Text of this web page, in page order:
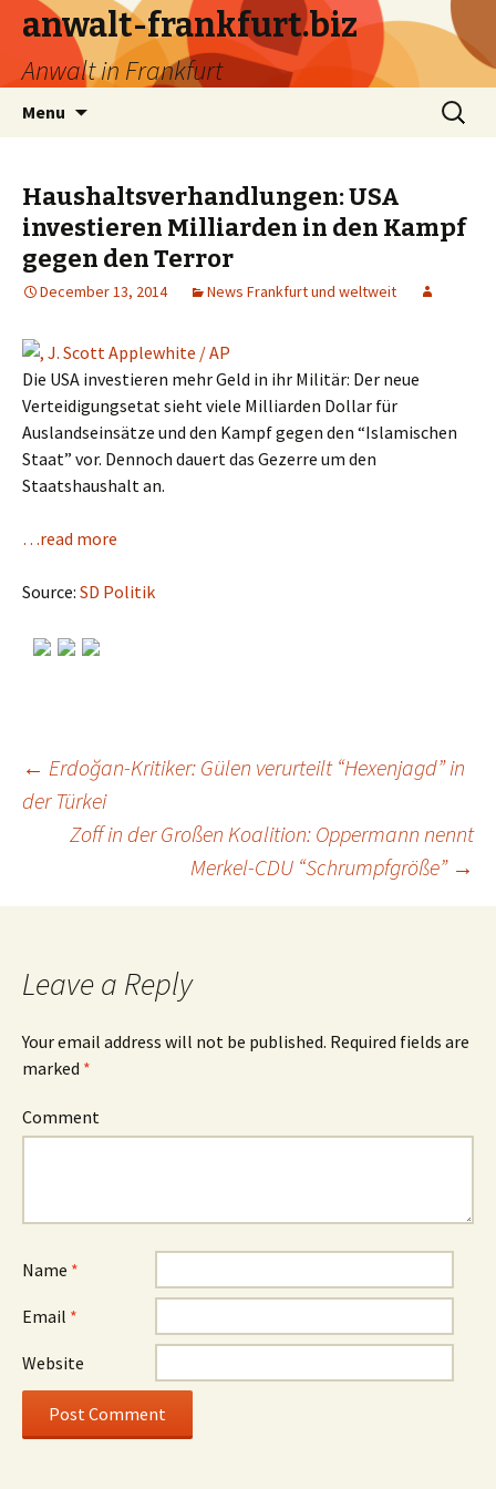
anwalt-frankfurt.biz
Anwalt in Frankfurt
Menu
Search
for:
Haushaltsverhandlungen: USA
investieren Milliarden in den Kampf
gegen den Terror
December 13, 2014 News Frankfurt und weltweit
Die USA investieren mehr Geld in ihr Militär: Der neue
Verteidigungsetat sieht viele Milliarden Dollar für
Auslandseinsätze und den Kampf gegen den “Islamischen
Staat” vor. Dennoch dauert das Gezerre um den
Staatshaushalt an.
…read more
Source: SD Politik
Post
navigation
← Erdoğan-Kritiker: Gülen verurteilt “Hexenjagd” in
der Türkei
Zoff in der Großen Koalition: Oppermann nennt
Merkel-CDU “Schrumpfgröße” →
Leave a Reply
Your email address will not be published. Required fields are
marked *
Comment
Name *
Email *
Website